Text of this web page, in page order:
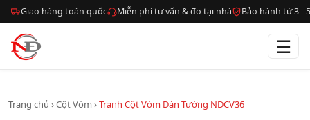
Giao hàng toàn quốc Miễn phí tư vấn & đo tại nhà Bảo hành từ 3 -
☰
Trang chủ ›Cột Vòm ›Tranh Cột Vòm Dán Tường NDCV36